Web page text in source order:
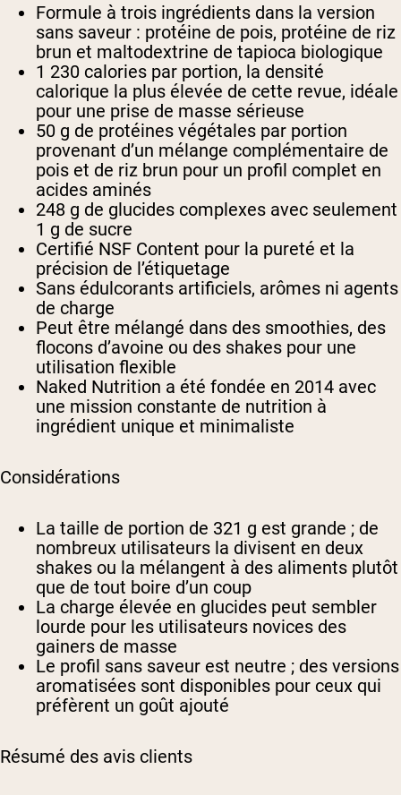
Formule à trois ingrédients dans la version
sans saveur : protéine de pois, protéine de riz
brun et maltodextrine de tapioca biologique
1 230 calories par portion, la densité
calorique la plus élevée de cette revue, idéale
pour une prise de masse sérieuse
50 g de protéines végétales par portion
provenant d’un mélange complémentaire de
pois et de riz brun pour un profil complet en
acides aminés
248 g de glucides complexes avec seulement
1 g de sucre
Certifié NSF Content pour la pureté et la
précision de l’étiquetage
Sans édulcorants artificiels, arômes ni agents
de charge
Peut être mélangé dans des smoothies, des
flocons d’avoine ou des shakes pour une
utilisation flexible
Naked Nutrition a été fondée en 2014 avec
une mission constante de nutrition à
ingrédient unique et minimaliste
Considérations
La taille de portion de 321 g est grande ; de
nombreux utilisateurs la divisent en deux
shakes ou la mélangent à des aliments plutôt
que de tout boire d’un coup
La charge élevée en glucides peut sembler
lourde pour les utilisateurs novices des
gainers de masse
Le profil sans saveur est neutre ; des versions
aromatisées sont disponibles pour ceux qui
préfèrent un goût ajouté
Résumé des avis clients